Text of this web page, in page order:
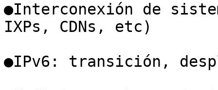
●Interconexión de
IXPs, CDNs, etc)
●IPv6: transición,